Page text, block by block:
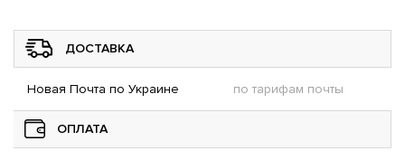
ДОСТАВКА
Новая Почта по Украине по тарифам почты
ОПЛАТА